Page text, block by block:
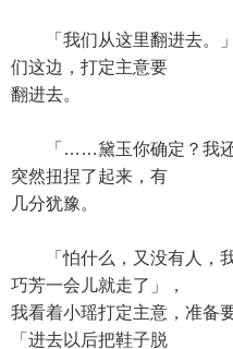
「我们从这里翻进去。」
们这边，打定主意要
翻进去。
「……黛玉你确定？我还
突然扭捏了起来，有
几分犹豫。
「怕什么，又没有人，我
巧芳一会儿就走了」，
我看着小瑶打定主意，准备
「进去以后把鞋子脱